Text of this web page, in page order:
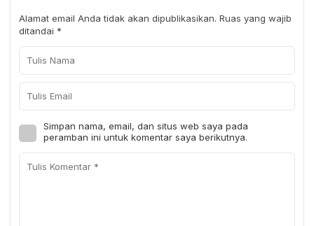
Alamat email Anda tidak akan dipublikasikan. Ruas yang wajib
ditandai *
Simpan nama, email, dan situs web saya pada
peramban ini untuk komentar saya berikutnya.